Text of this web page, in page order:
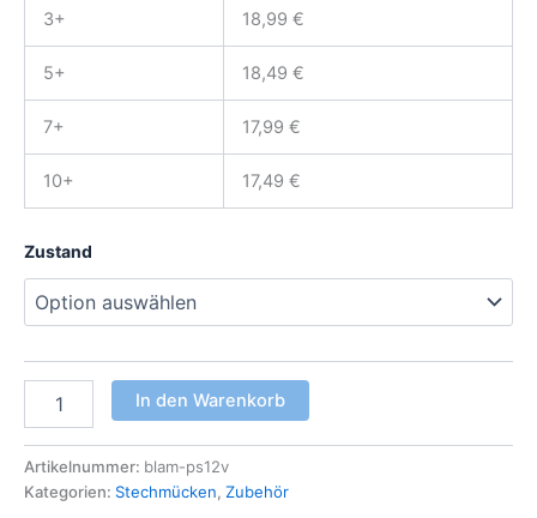
3+ 18,99 €
5+ 18,49 €
7+ 17,99 €
10+ 17,49 €
Zustand
Transformator
Kompatibel
In den Warenkorb
Artikelnummer: blam-ps12v
Kategorien: Stechmücken, Zubehör